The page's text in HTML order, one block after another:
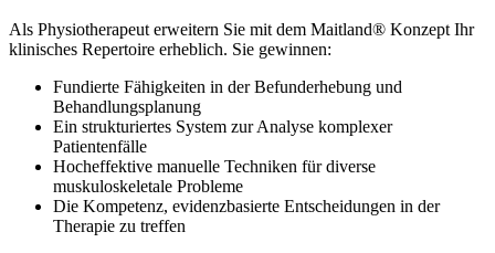
Als Physiotherapeut erweitern Sie mit dem Maitland® Konzept Ihr
klinisches Repertoire erheblich. Sie gewinnen:
Fundierte Fähigkeiten in der Befunderhebung und
Behandlungsplanung
Ein strukturiertes System zur Analyse komplexer
Patientenfälle
Hocheffektive manuelle Techniken für diverse
muskuloskeletale Probleme
Die Kompetenz, evidenzbasierte Entscheidungen in der
Therapie zu treffen